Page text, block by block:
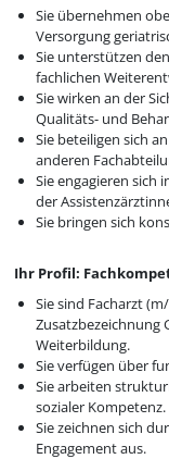
Sie übernehmen
Versorgung
Sie unterstützen
fachlichen
Sie wirken an der
Qualitäts- und
Sie beteiligen sich
anderen
Sie engagieren sich
der
Sie bringen sich
Ihr Profil:
Sie sind Facharzt
Zusatzbezeichnung
Weiterbildung.
Sie verfügen über
Sie arbeiten
sozialer Kompetenz.
Sie zeichnen sich
Engagement aus.